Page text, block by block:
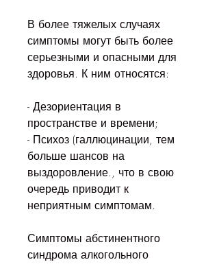
В более тяжелых случаях
симптомы могут быть более
серьезными и опасными для
здоровья. К ним относятся:
- Дезориентация в
пространстве и времени;
- Психоз (галлюцинации, тем
больше шансов на
выздоровление., что в свою
очередь приводит к
неприятным симптомам.
Симптомы абстинентного
синдрома алкогольного